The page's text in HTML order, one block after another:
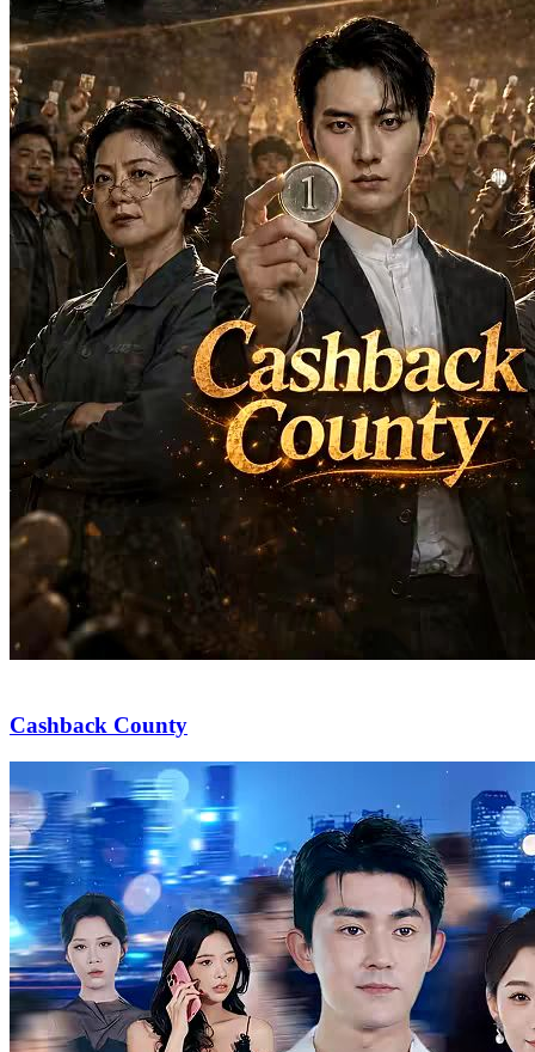
Cashback County